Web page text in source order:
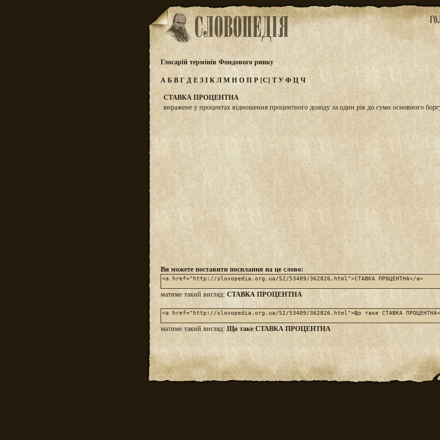
Глосарій термінів Фондового ринку
АБВГДЕЗІКЛМНОПР [С] ТУФЦЧ
СТАВКА ПРОЦЕНТНА
виражене у процентах відношення процентного доходу за один рік до суми основного
Ви можете поставити посилання на це слово:
матиме такий вигляд: СТАВКА ПРОЦЕНТНА
матиме такий вигляд:Що таке СТАВКА ПРОЦЕНТНА